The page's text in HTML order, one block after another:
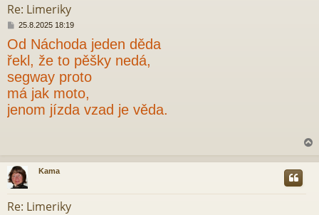
Re: Limeriky
P
í
s
p
ě
e
k
25.8.2025 18:19
Od Náchoda jeden děda
řekl, že to pěšky nedá,
segway proto
má jak moto,
jenom jízda vzad je věda.
h
Kama
Re: Limeriky